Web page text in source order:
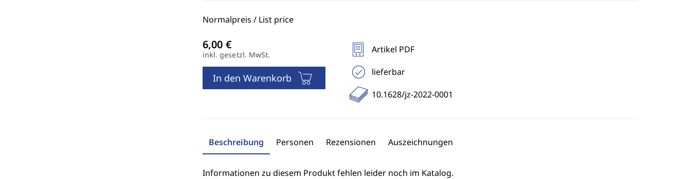
Normalpreis / List price
inkl. gesetzl. MwSt.
In den Warenkorb
Artikel PDF
lieferbar
10.1628/jz-2022-0001
Beschreibung Personen Rezensionen Auszeichnungen
Informationen zu diesem Produkt fehlen leider noch im Katalog.